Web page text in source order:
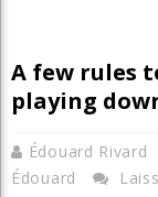
A few rules
playing
Édouard Rivard
Édouard